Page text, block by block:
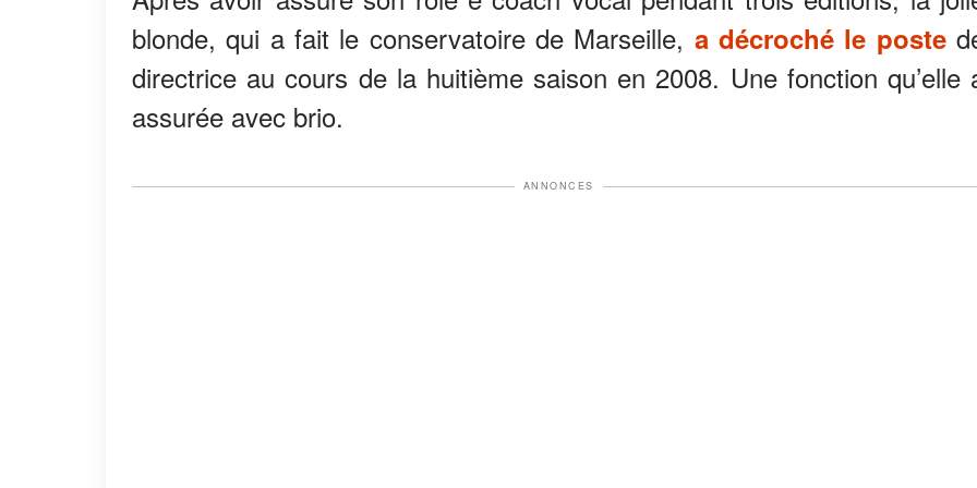
blonde, qui a fait le conservatoire de Marseille, a décroché le poste
directrice au cours de la huitième saison en 2008. Une fonction qu’elle
assurée avec brio.
ANNONCES